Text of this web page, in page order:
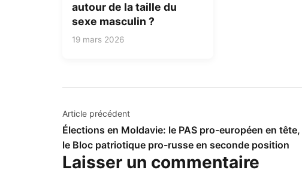
autour de la taille du
sexe masculin ?
19 mars 2026
Navigation
de
l’article
Article précédent
Élections en Moldavie: le PAS pro-européen en tête,
le Bloc patriotique pro-russe en seconde position
Laisser un commentaire